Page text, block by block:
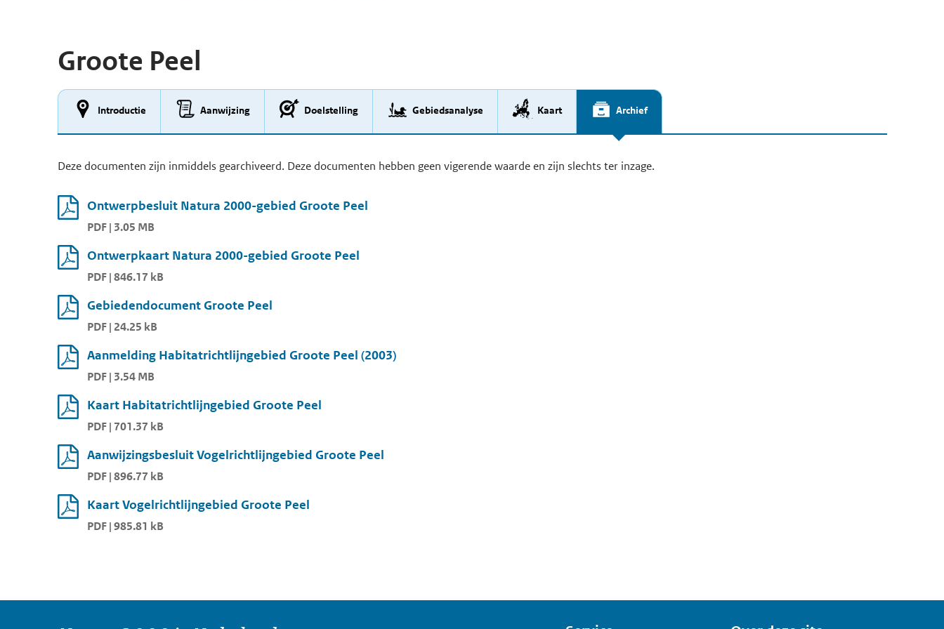
Groote Peel
Introductie Aanwijzing Doelstelling Gebiedsanalyse Kaart Archief
Deze documenten zijn inmiddels gearchiveerd. Deze documenten hebben geen vigerende waarde en zijn slechts ter inzage.
Ontwerpbesluit Natura 2000-gebied Groote Peel
PDF | 3.05 MB
Ontwerpkaart Natura 2000-gebied Groote Peel
PDF | 846.17 kB
Gebiedendocument Groote Peel
PDF | 24.25 kB
Aanmelding Habitatrichtlijngebied Groote Peel (2003)
PDF | 3.54 MB
Kaart Habitatrichtlijngebied Groote Peel
PDF | 701.37 kB
Aanwijzingsbesluit Vogelrichtlijngebied Groote Peel
PDF | 896.77 kB
Kaart Vogelrichtlijngebied Groote Peel
PDF | 985.81 kB